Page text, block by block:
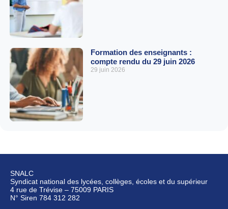
Formation des enseignants :
compte rendu du 29 juin 2026
29 juin 2026
SNALC
Syndicat national des lycées, collèges, écoles et du supérieur
4 rue de Trévise – 75009 PARIS
N° Siren 784 312 282